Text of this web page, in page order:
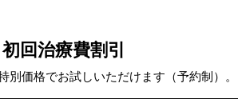
初回治療費割引
別価格でお試しいただけます（予約制）。